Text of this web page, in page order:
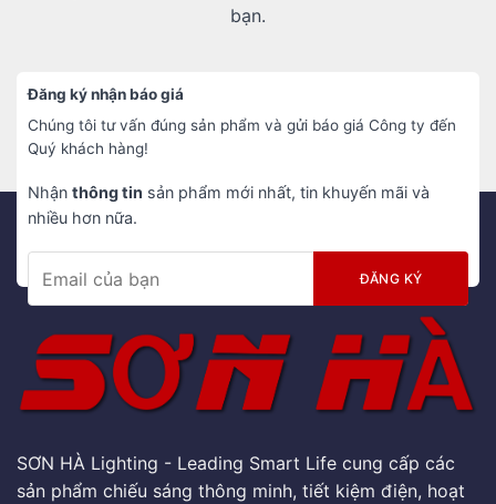
bạn.
Đăng ký nhận báo giá
Chúng tôi tư vấn đúng sản phẩm và gửi báo giá Công ty đến
Quý khách hàng!
Nhận thông tin sản phẩm mới nhất, tin khuyến mãi và
nhiều hơn nữa.
SƠN HÀ Lighting - Leading Smart Life cung cấp các
sản phẩm chiếu sáng thông minh, tiết kiệm điện, hoạt